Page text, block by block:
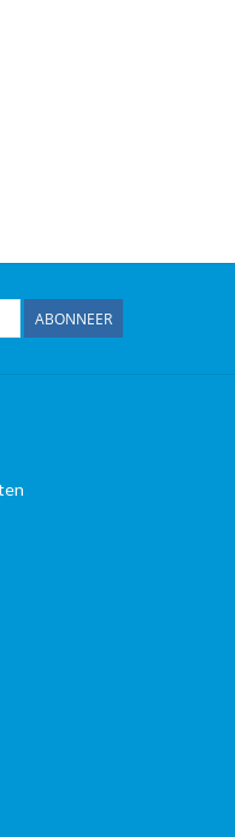
ABONNEER